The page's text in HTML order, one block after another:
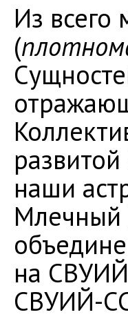
Из всего
(
наши
Млечный
на
СВУИЙ-